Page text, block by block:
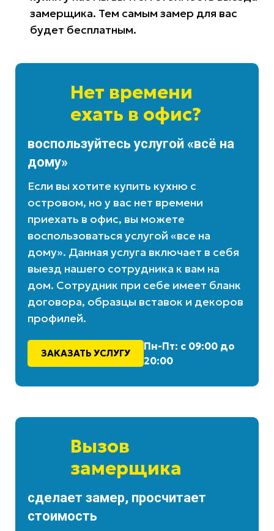
замерщика. Тем самым замер для вас
будет бесплатным.
Нет времени
ехать в офис?
воспользуйтесь услугой «всё на
дому»
Если вы хотите купить кухню с
островом, но у вас нет времени
приехать в офис, вы можете
воспользоваться услугой «все на
дому». Данная услуга включает в себя
выезд нашего сотрудника к вам на
дом. Сотрудник при себе имеет бланк
договора, образцы вставок и декоров
профилей.
ЗАКАЗАТЬ УСЛУГУ
Пн-Пт: с 09:00 до
20:00
Вызов
замерщика
сделает замер, просчитает
стоимость